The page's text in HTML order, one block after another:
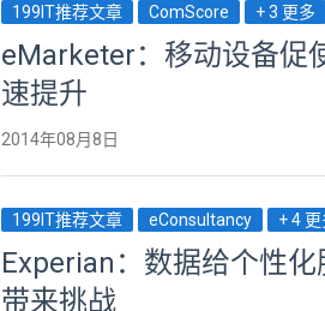
199IT推荐文章 ComScore + 3 更多
eMarketer：移动设备促
速提升
2014年08月8日
199IT推荐文章 eConsultancy + 4 更
Experian：数据给个性
带来挑战